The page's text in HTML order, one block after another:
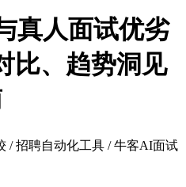
真人面试优劣
比、趋势洞见
/ 招聘自动化工具 / 牛客AI面试